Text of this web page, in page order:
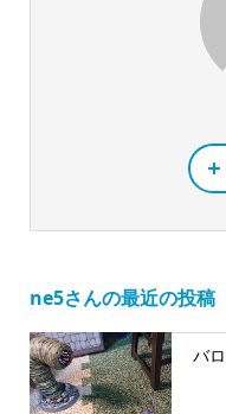
ne5さんの最近の投稿
バ